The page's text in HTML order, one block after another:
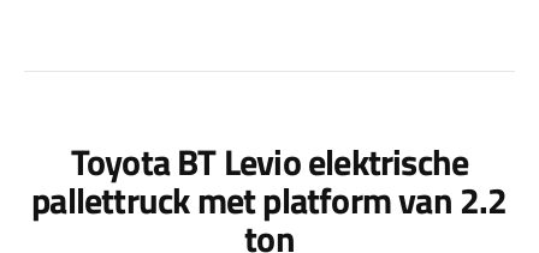
Toyota BT Levio elektrische
pallettruck met platform van 2.2
ton